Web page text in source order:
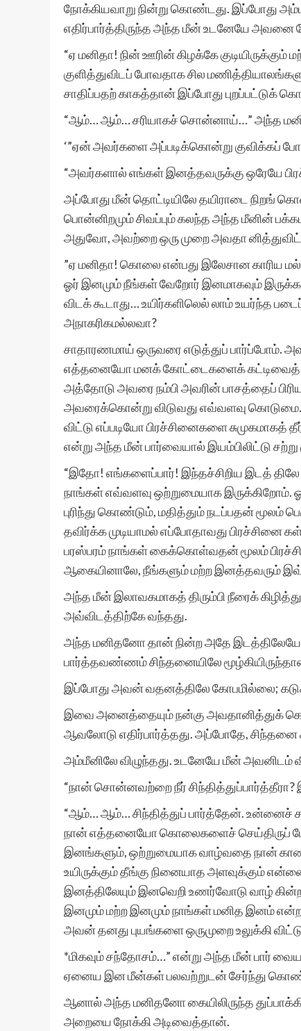
நோக்கியவாறு நின்று கொண்டது. இப்போது
எதிர்பார்த்திருந்த அந்த மீன் உடனேயே அவனை
“ஏ மனிதா! நின் ஊரின் கிழக்கே
குளித்துவிடப் போவதாக சில
சாதிப்பதற் காகத்தான் இப்போது புறப்பட்டுக்
“ஆம்… ஆம்… சரியாகச் சொன்னாய்…” அந்த
‘”ஏன் அவர்களை அப்படிக்கொன்று குவிக்கப்
“அவர்களால் எங்கள் இனத்தவருக்கு ஒரேயே
அப்போது மீன் தொட்டியிலே தயிராடை நிறங்
பொன்னிறமும் சிவப்பும் கலந்த அந்த மீனின்
அதுவோ, அவற்றை ஒரு முறை அவதா
”ஏ மனிதா! கொலை என்பது இலேசான காரிய
ஓர் இனமும் நீங்கள் வேறோர் இனமாகவும்
விடக் கூடாது… உயிர்களிலெல் லாம் உயர்ந்த
அநாகரிகமல்லவா?
சாதாரணமாய் ஒருவரை எடுத்துப் பார்ப்போம்.
எத்தனையோ மனக் கோட்டைகளைக் கட்டிவைத்
அத்தோடு அவரை நம்பி அவரின் பாசத்தைப்
அவரைக்கொன்று விடுவது எவ்வளவு
விட்டு எப்படியோ பிரச்சினைகளை
என்று அந்த மீன் பார்வையால் இயம்பிலிட்டு
“இதோ! எங்களைப்பார்! இந்தச்சிறிய இடத்
நாங்கள் எவ்வளவு ஒற்றுமையாக
புரிந்து கொண்டும், மதித்தும் நடப்பதன் மூலம்
தவிர்க்க முடியாமல் எப்போதாவது
பரஸ்பரம் நாங்கள் கைக்கொள்வதன் மூலம்
ஆகையினாலே, நீங்களும் மற்ற இனத்தவரும்
அந்த மீன் இலாவகமாகத் திரும்பி நீரைக்
அவ்விடத்திற்கே வந்தது.
அந்த மனிதனோ தான் நின்ற அதே
பார்த்தவண்ணம் சிந்தனையிலே
இப்போது அவன் வதனத்திலே கோபமில்லை;
இவை அனைத்தையும் நன்கு அவதானித்துக்
ஆவலோடு எதிர்பார்த்தது. அப்போதே,
அம்மீனிலே விழுந்தது. உடனேயே மீன் அவனிடம்
“நான் சொன்னவற்றை நீர் சிந்தித்துப்பார்த்தீரா?
“ஆம்… ஆம்… சிந்தித்துப் பார்த்தேன். உன்னைச்
நான் எத்தனையோ கொலைகளைச் செய்திருப்
இனங்களும், ஒற்றுமையாக வாழ்வதை நான்
உயிருக்கும் தீங்கு நினையாத அளவுக்கும்
இனத்திலேயும் இனவெறி உணர்வோடு வாழ்
இனமும் மற்ற இனமும் நாங்கள் மனித இனம்
அவன் தனது புயங்களை ஒருமுறை உலுக்கி
*மிகவும் சந்தோசம்…” என்று அந்த மீன் பார்
ஏனைய இன மீன்கள் பலவற்றுடன் சேர்ந்து
ஆனால் அந்த மனிதனோ கையிலிருந்த
அறையை நோக்கி அடிவைத்தான்.